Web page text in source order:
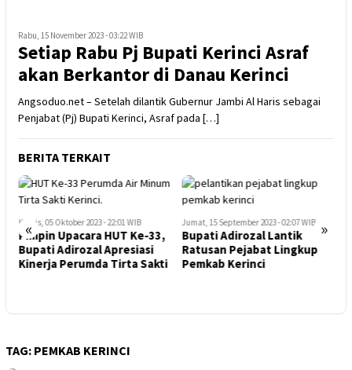
Rabu, 15 November 2023 - 03:22 WIB
Setiap Rabu Pj Bupati Kerinci Asraf
akan Berkantor di Danau Kerinci
Angsoduo.net – Setelah dilantik Gubernur Jambi Al Haris sebagai
Penjabat (Pj) Bupati Kerinci, Asraf pada […]
BERITA TERKAIT
« »
Kamis, 05 Oktober 2023 - 22:01 WIB
Pimpin Upacara HUT Ke-33,
Bupati Adirozal Apresiasi
Kinerja Perumda Tirta Sakti
Jumat, 15 September 2023 - 02:07 WIB
Bupati Adirozal Lantik
Ratusan Pejabat Lingkup
Pemkab Kerinci
TAG: PEMKAB KERINCI